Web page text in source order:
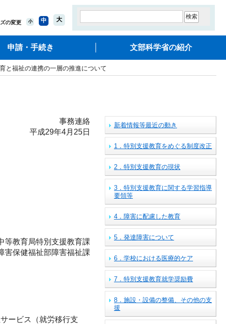
の変更 小 中 大
申請・手続き 文部科学省の紹介
と福祉の連携の一層の推進について
事務連絡
平成29年4月25日
等教育局特別支援教育課
害保健福祉部障害福祉課
ービス（就労移行支
新着情報等最近の動き
1．特別支援教育をめぐる制度改正
2．特別支援教育の現状
3．特別支援教育に関する学習指導
要領等
4．障害に配慮した教育
5．発達障害について
6．学校における医療的ケア
7．特別支援教育就学奨励費
8．施設・設備の整備、その他の支
援